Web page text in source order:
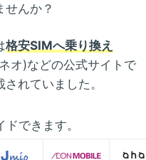
せんか？
格安SIMへ乗り換え
オ)などの公式サイトで
れていました。
できます。